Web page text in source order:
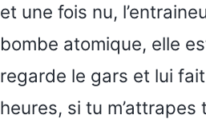
et une fois nu,
bombe atomique, elle
regarde le gars et lui
heures, si tu m’attrapes